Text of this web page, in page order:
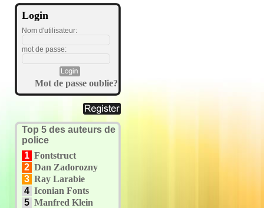
Login
Nom d'utilisateur:
mot de passe:
Mot de passe oublie?
Top 5 des auteurs de
police
1 Fontstruct
2 Dan Zadorozny
3 Ray Larabie
4 Iconian Fonts
5 Manfred Klein